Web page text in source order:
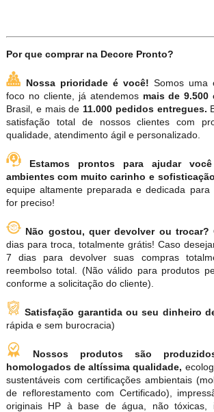
Por que comprar na Decore Pronto?
Nossa prioridade é você! Somos uma
foco no cliente, já atendemos mais de 9.500
Brasil, e mais de 11.000 pedidos entregues.
satisfação total de nossos clientes com
qualidade, atendimento ágil e personalizado.
Estamos prontos para ajudar
ambientes com muito carinho e
equipe altamente preparada e dedicada
for preciso!
Não gostou, quer devolver ou trocar?
dias para troca, totalmente grátis! Caso
7 dias para devolver suas compras
reembolso total. (Não válido para produtos
conforme a solicitação do cliente).
Satisfação garantida ou seu dinheiro
rápida e sem burocracia)
Nossos produtos são
homologados de altíssima qualidade,
sustentáveis com certificações ambientais
de reflorestamento com Certificado),
originais HP à base de água, não tóxicas,